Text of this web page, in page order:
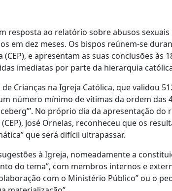
resposta ao relatório sobre abusos sexuais
em dez meses. Os bispos reúnem-se
e apresentam as suas conclusões às
imediatas por parte da hierarquia
Crianças na Igreja Católica, que validou
número mínimo de vítimas da ordem das
No próprio dia da apresentação do
José Ornelas, reconheceu que os
que será difícil ultrapassar.
à Igreja, nomeadamente a
do tema”, com membros internos e
com o Ministério Público” ou o